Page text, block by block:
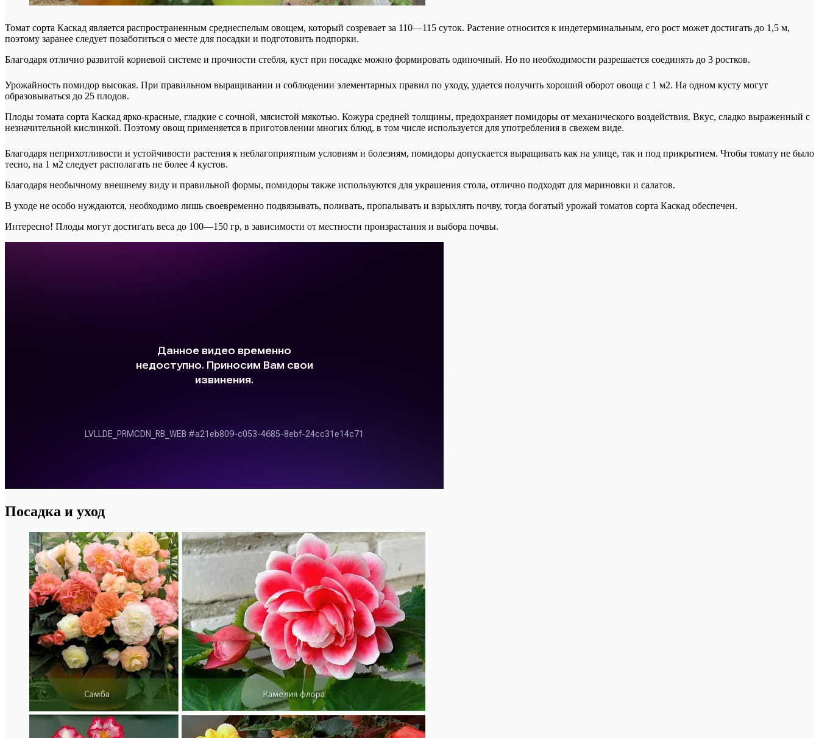
Томат сорта Каскад является распространенным среднеспелым овощем, который созревает за 110—115 суток. Растение относится к индетерминальным, его рост может достигать до 1,5 м,
поэтому заранее следует позаботиться о месте для посадки и подготовить подпорки.
Благодаря отлично развитой корневой системе и прочности стебля, куст при посадке можно формировать одиночный. Но по необходимости разрешается соединять до 3 ростков.
Урожайность помидор высокая. При правильном выращивании и соблюдении элементарных правил по уходу, удается получить хороший оборот овоща с 1 м2. На одном кусту могут
образовываться до 25 плодов.
Плоды томата сорта Каскад ярко-красные, гладкие с сочной, мясистой мякотью. Кожура средней толщины, предохраняет помидоры от механического воздействия. Вкус, сладко выраженный с
незначительной кислинкой. Поэтому овощ применяется в приготовлении многих блюд, в том числе используется для употребления в свежем виде.
Благодаря неприхотливости и устойчивости растения к неблагоприятным условиям и болезням, помидоры допускается выращивать как на улице, так и под прикрытием. Чтобы томату не было
тесно, на 1 м2 следует располагать не более 4 кустов.
Благодаря необычному внешнему виду и правильной формы, помидоры также используются для украшения стола, отлично подходят для мариновки и салатов.
В уходе не особо нуждаются, необходимо лишь своевременно подвязывать, поливать, пропалывать и взрыхлять почву, тогда богатый урожай томатов сорта Каскад обеспечен.
Интересно! Плоды могут достигать веса до 100—150 гр, в зависимости от местности произрастания и выбора почвы.
Посадка и уход